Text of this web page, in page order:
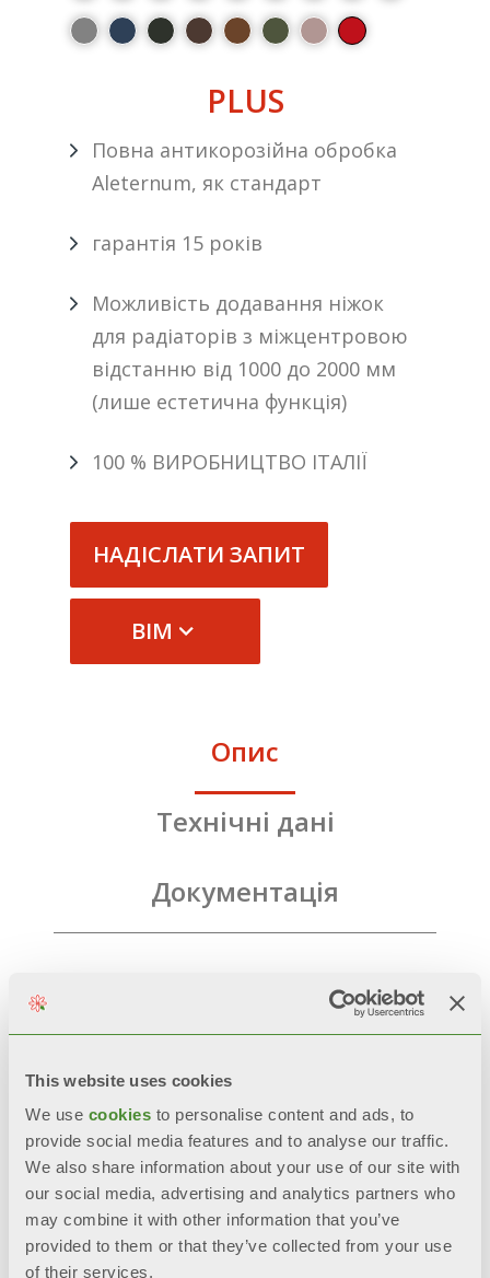
This website uses cookies
We use cookies to personalise content and ads, to
provide social media features and to analyse our traffic.
We also share information about your use of our site with
our social media, advertising and analytics partners who
may combine it with other information that you’ve
provided to them or that they’ve collected from your use
of their services.
PLUS
Повна антикорозійна обробка
Aleternum, як стандарт
гарантія 15 років
Можливість додавання ніжок
для радіаторів з міжцентровою
відстанню від 1000 до 2000 мм
(лише естетична функція)
100 % ВИРОБНИЦТВО ІТАЛІЇ
НАДІСЛАТИ ЗАПИТ
BIM
Опис
Технічні дані
Документація
Супутні товари